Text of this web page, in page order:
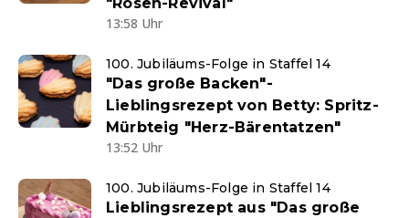
13:58 Uhr
100. Jubiläums-Folge in Staffel 14
"Das große Backen"-
Lieblingsrezept von Betty: Spritz-
Mürbteig "Herz-Bärentatzen"
13:52 Uhr
100. Jubiläums-Folge in Staffel 14
Lieblingsrezept aus "Das große